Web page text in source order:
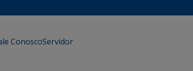
ConoscoServidor